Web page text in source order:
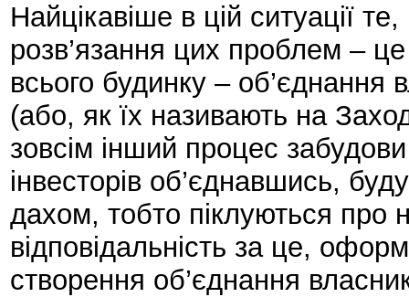
Найцікавіше в цій ситуації
розв’язання цих проблем –
всього будинку – об’єднання
(або, як їх називають на
зовсім інший процес
інвесторів об’єднавшись,
дахом, тобто піклуються про
відповідальність за це,
створення об’єднання